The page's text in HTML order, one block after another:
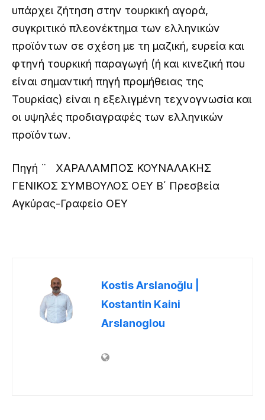
υπάρχει ζήτηση στην τουρκική αγορά,
συγκριτικό πλεονέκτημα των ελληνικών
προϊόντων σε σχέση με τη μαζική, ευρεία και
φτηνή τουρκική παραγωγή (ή και κινεζική που
είναι σημαντική πηγή προμήθειας της
Τουρκίας) είναι η εξελιγμένη τεχνογνωσία και
οι υψηλές προδιαγραφές των ελληνικών
προϊόντων.
Πηγή ¨ ΧΑΡΑΛΑΜΠΟΣ ΚΟΥΝΑΛΑΚΗΣ
ΓΕΝΙΚΟΣ ΣΥΜΒΟΥΛΟΣ ΟΕΥ Β΄ Πρεσβεία
Αγκύρας-Γραφείο ΟΕΥ
Kostis Arslanoğlu |
Kostantin Kaini
Arslanoglou